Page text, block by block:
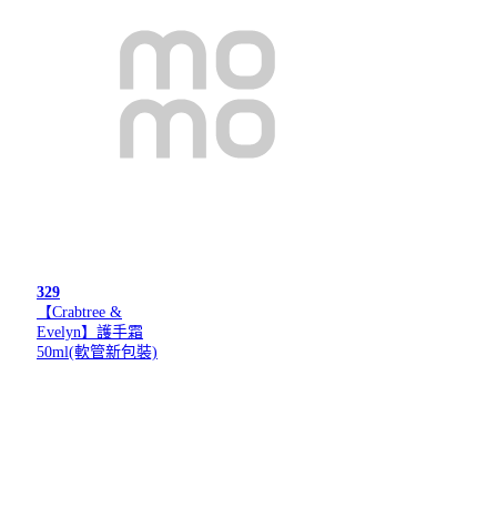
329
【Crabtree &
Evelyn】護手霜
50ml(軟管新包裝)